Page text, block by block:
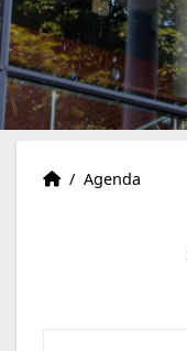
Accueil
Accueil
/ Agenda